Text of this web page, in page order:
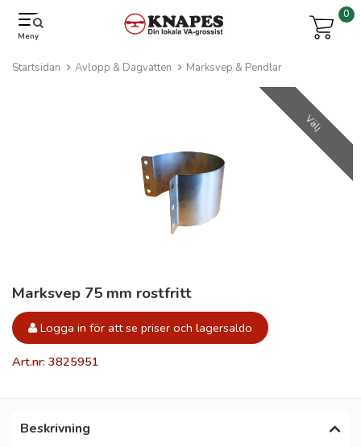
Meny
0
Startsidan Avlopp & Dagvatten Marksvep & Pendlar
Välj
Marksvep 75 mm rostfritt
Logga in för att se priser och lagersaldo
Art.nr: 3825951
Beskrivning